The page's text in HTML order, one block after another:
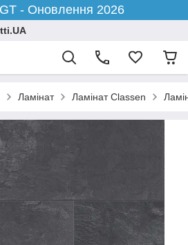
- Оновлення 2026
Ламінат Ламінат Classen